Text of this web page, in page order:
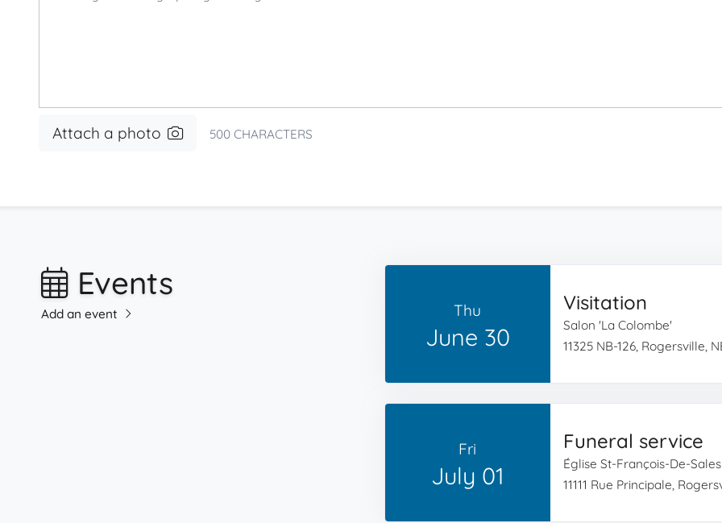
Attach a photo 500 CHARACTERS
Events
Add an event Thu
June 30
Visitation
Salon 'La Colombe'
11325 NB-126, Rogersville,
Fri
July 01
Funeral service
Église St-François-De-
11111 Rue Principale,